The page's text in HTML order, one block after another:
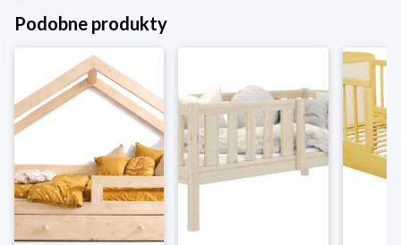
Podobne produkty